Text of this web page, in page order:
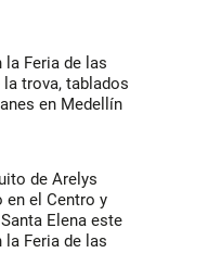
la Feria de las
trova, tablados
en Medellín
de Arelys
en el Centro y
Elena este
la Feria de las